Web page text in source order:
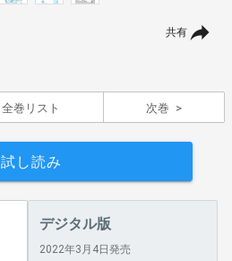
共有
全巻リスト 次巻
試し読み
デジタル版
2022年3月4日発売